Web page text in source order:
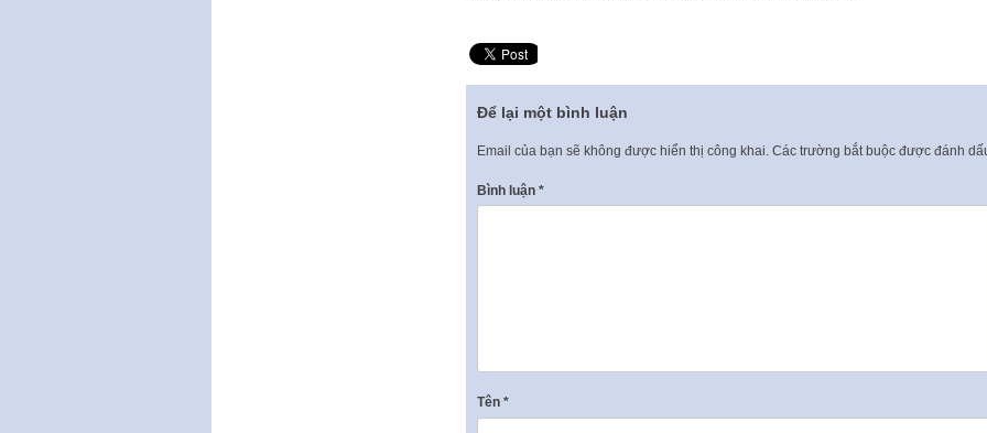
Để lại một bình luận
Email của bạn sẽ không được hiển thị công khai. Các trường bắt buộc được đánh
Bình luận *
Tên *